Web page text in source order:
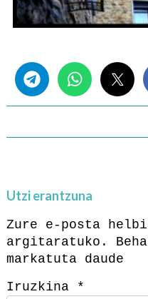
Utzi erantzuna
Zure e-posta
argitaratuko.
markatuta daude
Iruzkina
*